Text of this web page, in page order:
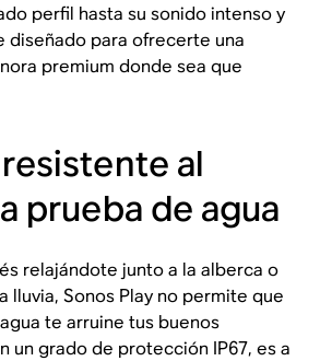
perfil hasta su sonido intenso y
diseñado para ofrecerte una
premium donde sea que
al
prueba de agua
relajándote junto a la alberca o
lluvia, Sonos Play no permite que
te arruine tus buenos
un grado de protección IP67, es a